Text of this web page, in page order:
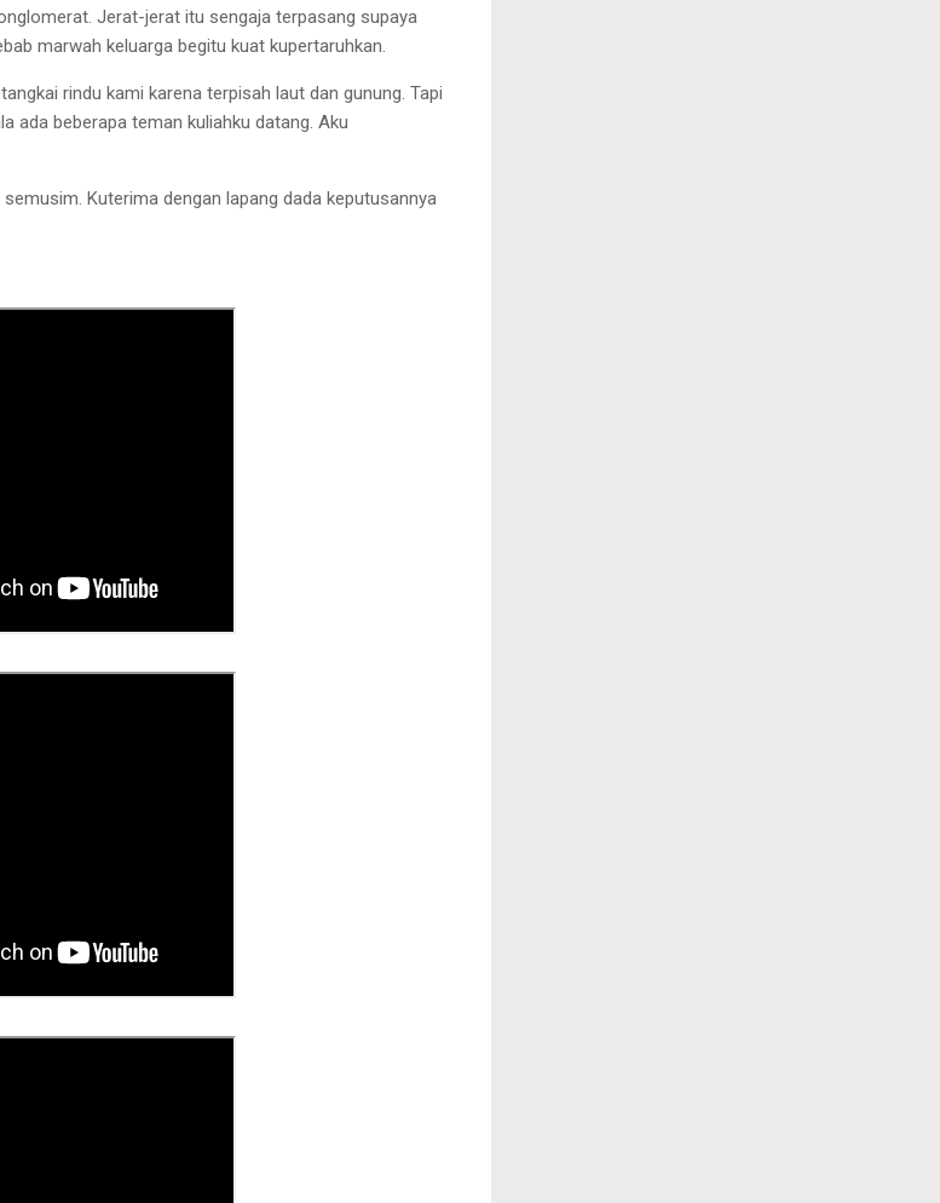
Jerat-jerat itu sengaja terpasang supaya
marwah keluarga begitu kuat kupertaruhkan.
rindu kami karena terpisah laut dan gunung. Tapi
ada beberapa teman kuliahku datang. Aku
Kuterima dengan lapang dada keputusannya